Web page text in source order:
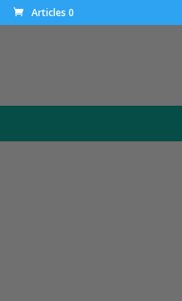
Articles 0